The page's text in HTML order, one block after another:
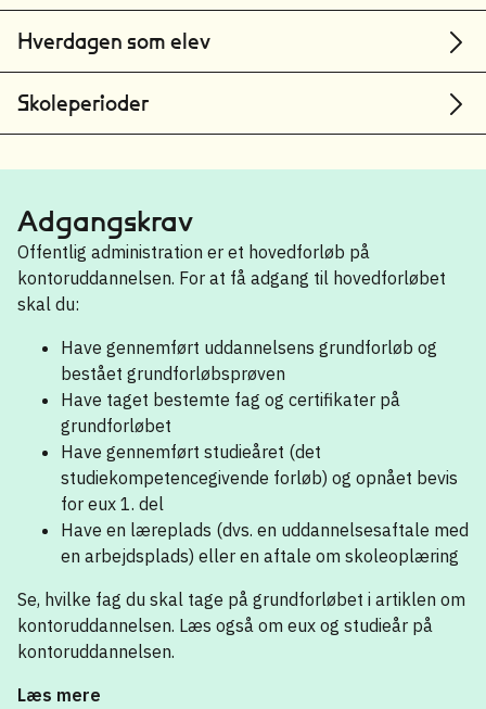
Hverdagen som elev
Skoleperioder
Adgangskrav
Offentlig administration er et hovedforløb på
kontoruddannelsen. For at få adgang til hovedforløbet
skal du:
Have gennemført uddannelsens grundforløb og
bestået grundforløbsprøven
Have taget bestemte fag og certifikater på
grundforløbet
Have gennemført studieåret (det
studiekompetencegivende forløb) og opnået bevis
for eux 1. del
Have en læreplads (dvs. en uddannelsesaftale med
en arbejdsplads) eller en aftale om skoleoplæring
Se, hvilke fag du skal tage på grundforløbet i artiklen om
kontoruddannelsen. Læs også om eux og studieår på
kontoruddannelsen.
Læs mere